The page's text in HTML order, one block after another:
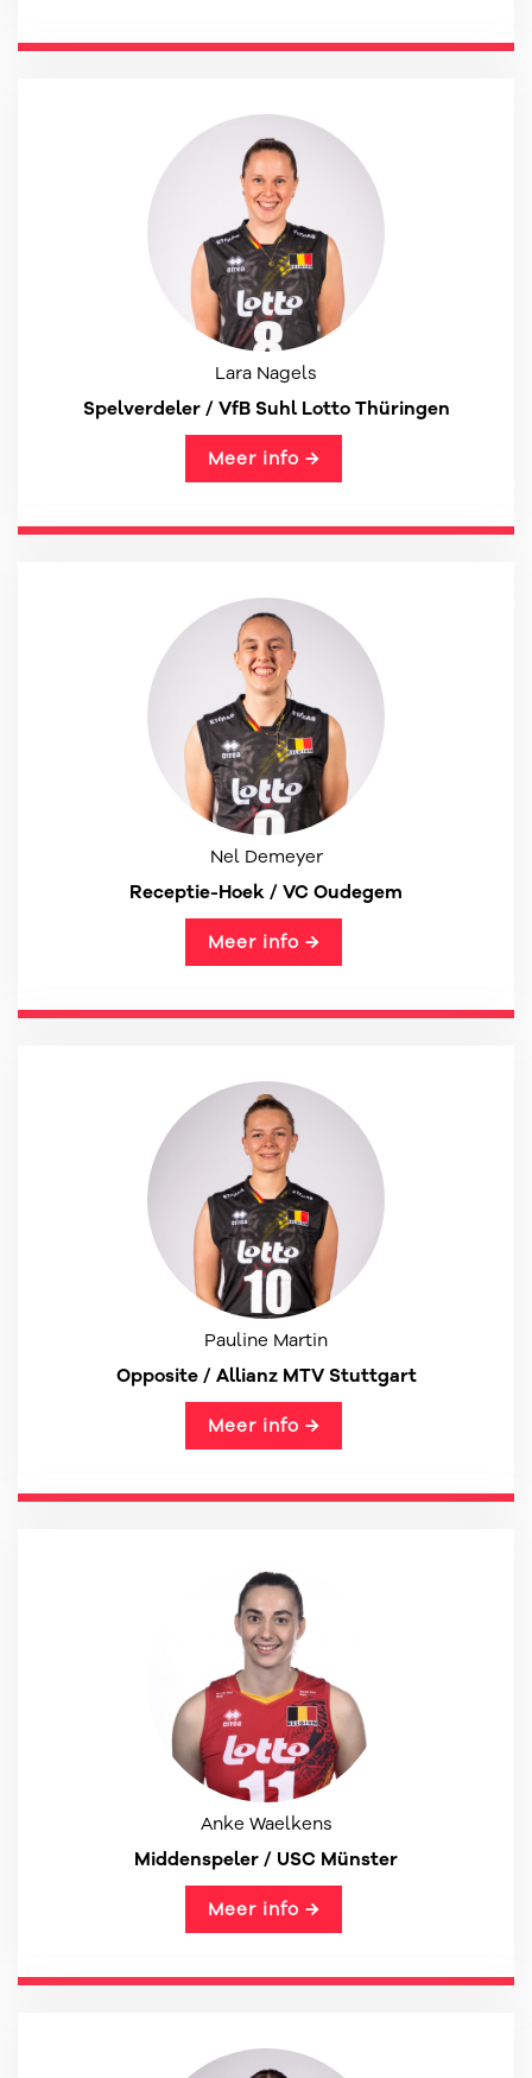
Lara Nagels
Spelverdeler / VfB Suhl Lotto Thüringen
Meer info →
Nel Demeyer
Receptie-Hoek / VC Oudegem
Meer info →
Pauline Martin
Opposite / Allianz MTV Stuttgart
Meer info →
Anke Waelkens
Middenspeler / USC Münster
Meer info →